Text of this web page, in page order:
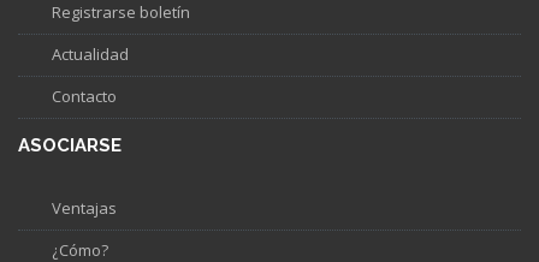
Registrarse boletín
Actualidad
Contacto
ASOCIARSE
Ventajas
¿Cómo?